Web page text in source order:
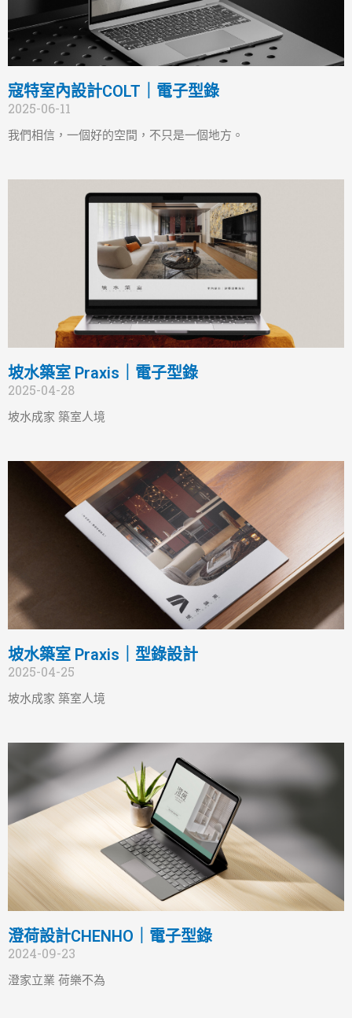
寇特室內設計COLT｜電子型錄
2025-06-11
我們相信，一個好的空間，不只是一個地方。
坡水築室 Praxis｜電子型錄
2025-04-28
坡水成家 築室人境
坡水築室 Praxis｜型錄設計
2025-04-25
坡水成家 築室人境
澄荷設計CHENHO｜電子型錄
2024-09-23
澄家立業 荷樂不為